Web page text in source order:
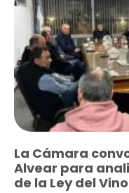
La Cámara
Alvear para
de la Ley del Vino